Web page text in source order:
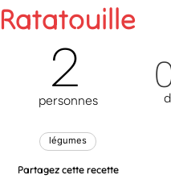
Ratatouille
2
personnes
légumes
Partagez cette recette